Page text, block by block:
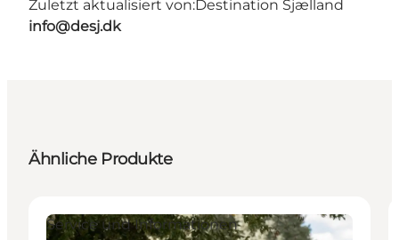
Zuletzt aktualisiert von:Destination Sjælland
info@desj.dk
Ähnliche Produkte
Service und Informationen